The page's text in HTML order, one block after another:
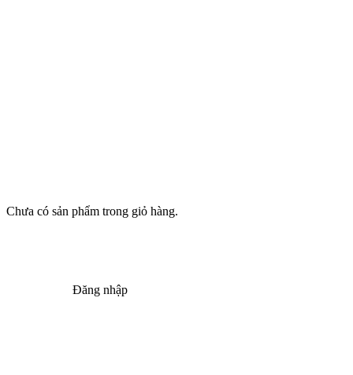
Chưa có sản phẩm trong giỏ hàng.
Đăng nhập